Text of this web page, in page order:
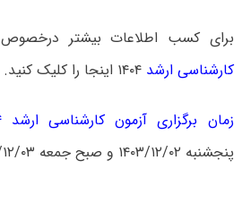
برای کسب اطلاعات بیشتر درخصوص
کارشناسی ارشد ۱۴۰۴ اینجا را کلیک کنید.
زمان برگزاری آزمون کارشناسی ارشد ۱۴۰۴
پنجشنبه ۱۴۰۳/۱۲/۰۲ و صبح جمعه ۱۴۰۳/۱۲/۰۳ خواهد بود.